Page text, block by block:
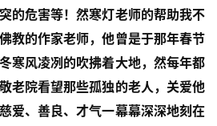
的危害等！然寒灯老师的帮助我不
教的作家老师，他曾是于那年春节
寒风凌冽的吹拂着大地，然每年都
老院看望那些孤独的老人，关爱他
爱、善良、才气一幕幕深深地刻在